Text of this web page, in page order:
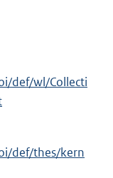
def/wl/Collecti
def/thes/kern